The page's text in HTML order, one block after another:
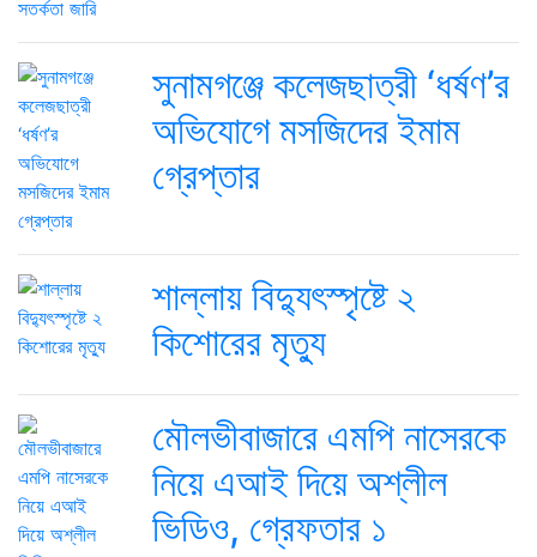
সুনামগঞ্জে কলেজছাত্রী ‘ধর্ষণ’র
অভিযোগে মসজিদের ইমাম
গ্রেপ্তার
শাল্লায় বিদ্যুৎস্পৃষ্টে ২
কিশোরের মৃত্যু
মৌলভীবাজারে এমপি নাসেরকে
নিয়ে এআই দিয়ে অশ্লীল
ভিডিও, গ্রেফতার ১